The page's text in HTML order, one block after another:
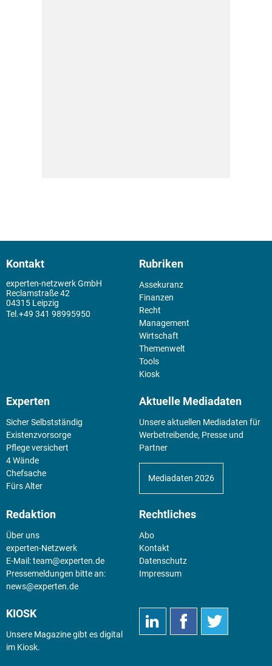
Kontakt
experten-netzwerk GmbH
Reclamstraße 42
04315 Leipzig
+49 341 98995950
Rubriken
Assekuranz
Finanzen
Recht
Management
Wirtschaft
Themenwelt
Tools
Kiosk
Experten
Sicher Selbstständig
Existenz­vorsorge
Pflege versichert
4 Wände
Chefsache
Fürs Alter
Aktuelle Mediadaten
Unsere aktuellen Mediadaten für
Werbetreibende, Presse und
Partner
Mediadaten 2026
Redaktion
Über uns
experten-Netzwerk
E-Mail:team@experten.de
Pressemeldungen bitte an:
news@experten.de
Rechtliches
Abo
Kontakt
Datenschutz
Impressum
KIOSK
Unsere Magazine gibt es digital
im Kiosk.